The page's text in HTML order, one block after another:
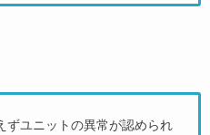
ずユニットの異常が認められ